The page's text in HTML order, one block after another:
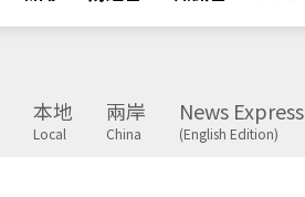
本地
Local
兩岸
China
News Express
(English Edition)